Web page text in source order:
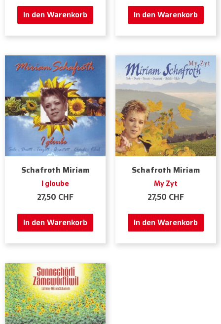
In den Warenkorb In den Warenkorb
Schafroth Miriam
I gloube
27,50 CHF
In den Warenkorb
Schafroth Miriam
My Zyt
27,50 CHF
In den Warenkorb